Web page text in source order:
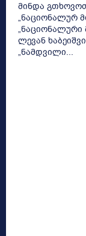
მინდა
„ნაციონალურ
ლევან
„ნამდვილი...